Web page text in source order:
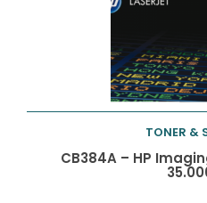
TONER &
CB384A – HP